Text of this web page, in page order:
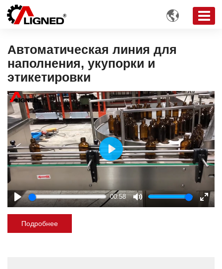

Автоматическая линия для
наполнения, укупорки и
этикетировки
Play
00:58
Mute
Enter
Play
Подробнее